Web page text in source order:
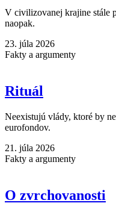
V civilizovanej krajine stále
naopak.
23. júla 2026
Fakty a argumenty
Rituál
Neexistujú vlády, ktoré by
eurofondov.
21. júla 2026
Fakty a argumenty
O zvrchovanosti